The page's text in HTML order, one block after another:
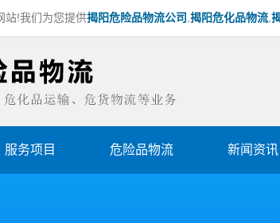
站!我们为您提供揭阳危险品物流公司 揭阳危化品物流
服务项目 危险品物流 新闻资讯